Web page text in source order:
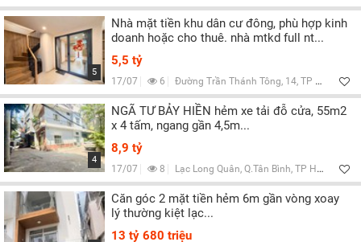
5
Nhà mặt tiền khu dân cư đông, phù hợp kinh
doanh hoặc cho thuê. nhà mtkd full nt...
5,5 tỷ
17/07 6 Đường Trần Thánh Tông, 14, TP HCM
4
NGÃ TƯ BẢY HIỀN hẻm xe tải đỗ cửa, 55m2
x 4 tấm, ngang gần 4,5m...
8,9 tỷ
17/07 8 Lạc Long Quân, Q.Tân Bình, TP HCM
Căn góc 2 mặt tiền hẻm 6m gần vòng xoay
lý thường kiệt lạc...
13 tỷ 680 triệu